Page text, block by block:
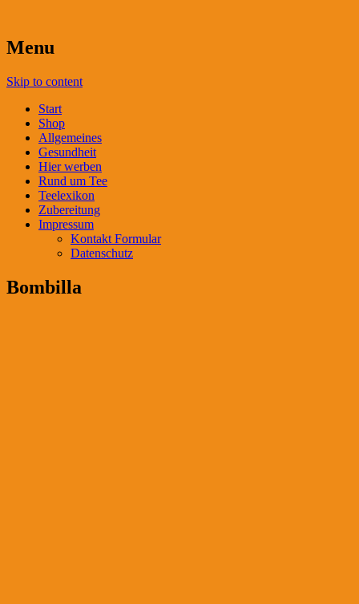
Menu
Skip to content
Start
Shop
Allgemeines
Gesundheit
Hier werben
Rund um Tee
Teelexikon
Zubereitung
Impressum
Kontakt Formular
Datenschutz
Bombilla